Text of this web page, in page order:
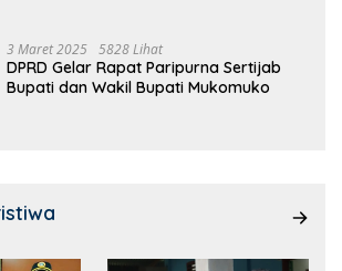
3 Maret 2025 5828 Lihat
DPRD Gelar Rapat Paripurna Sertijab
Bupati dan Wakil Bupati Mukomuko